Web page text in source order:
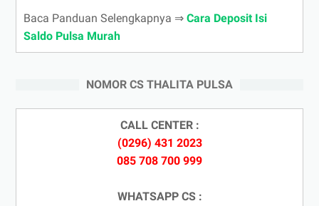
Baca Panduan Selengkapnya ⇒ Cara Deposit Isi
Saldo Pulsa Murah
NOMOR CS THALITA PULSA
CALL CENTER :
(0296) 431 2023
085 708 700 999
WHATSAPP CS :